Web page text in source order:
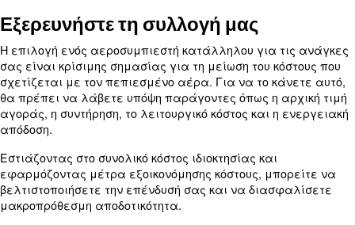
Δαπάνες ενέργειας: 76%
Κόστος συντήρησης: 12%
Μάθετε περισσότερα από τους ειδικούς μας!